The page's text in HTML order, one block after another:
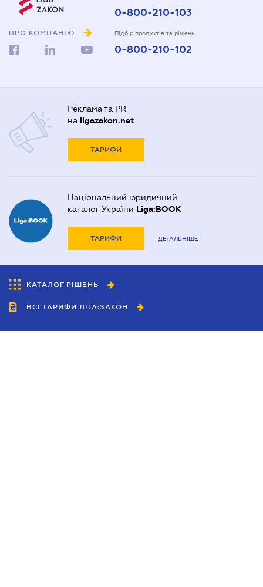
ПРО КОМПАНІЮ
0-800-210-103
Підбір продуктів та рішень
0-800-210-102
Реклама та PR
на ligazakon.net
ТАРИФИ
Національний юридичний
каталог України Liga:BOOK
ТАРИФИ ДЕТАЛЬНІШЕ
КАТАЛОГ РІШЕНЬ
ВСІ ТАРИФИ ЛІГА:ЗАКОН